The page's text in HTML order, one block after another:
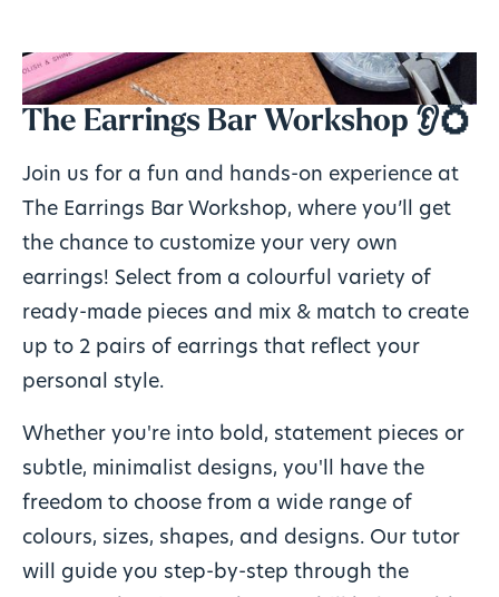
The Earrings Bar Workshop 👂💍
Join us for a fun and hands-on experience at
The Earrings Bar Workshop, where you’ll get
the chance to customize your very own
earrings! Select from a colourful variety of
ready-made pieces and mix & match to create
up to 2 pairs of earrings that reflect your
personal style.
​Whether you're into bold, statement pieces or
subtle, minimalist designs, you'll have the
freedom to choose from a wide range of
colours, sizes, shapes, and designs. Our tutor
will guide you step-by-step through the